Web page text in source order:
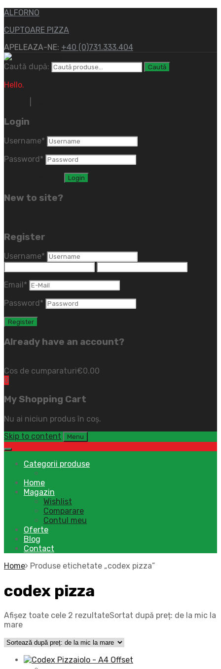
ALFORNO
CUPTOARE PIZZA
APELEAZA-NE: +40 (0)731.333.404
Caută după: Caută
Hello.
Login
Username*
Password *
New to site?
Register
Username*
Email *
Password *
Already have an account?
Cos de cumparaturi€0.00
0
My Shopping Cart
Nu ai niciun produs în coș.
Skip to content
Menu
Categorii produse
Home
Magazin
Wishlist
Comparare
Contul meu
Oferte
Blog
Contact
Home
Produse etichetate „codex pizza”
codex pizza
Afișez toate cele 2 rezultateSortat după preț: de la mic la
mare